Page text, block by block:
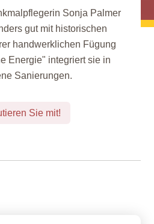
Sonja Palmer
gut mit historischen
handwerklichen Fügung
Energie" integriert sie in
Sanierungen.
Sie mit!